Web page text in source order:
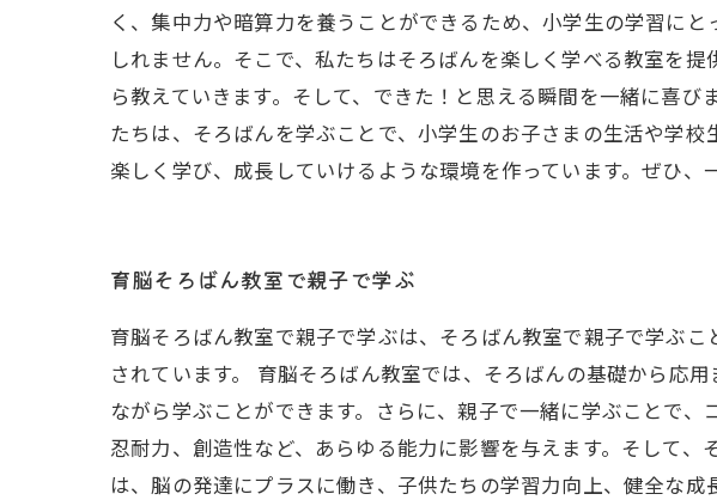
く、集中力や暗算力を養うことができるため、小学生の学習に
しれません。そこで、私たちはそろばんを楽しく学べる教室を
ら教えていきます。そして、できた！と思える瞬間を一緒に喜
たちは、そろばんを学ぶことで、小学生のお子さまの生活や学
楽しく学び、成長していけるような環境を作っています。ぜひ、
育脳そろばん教室で親子で学ぶ
育脳そろばん教室で親子で学ぶは、そろばん教室で親子で学ぶ
されています。 育脳そろばん教室では、そろばんの基礎から応
ながら学ぶことができます。さらに、親子で一緒に学ぶことで
忍耐力、創造性など、あらゆる能力に影響を与えます。そして
は、脳の発達にプラスに働き、子供たちの学習力向上、健全な